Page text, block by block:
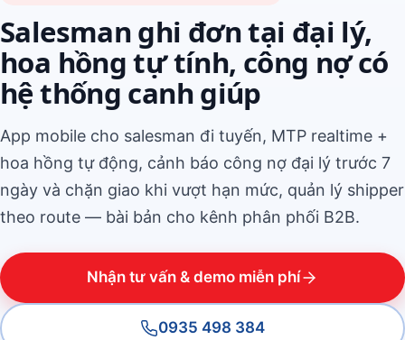
Salesman ghi đơn tại đại lý,
hoa hồng tự tính, công nợ có
hệ thống canh giúp
App mobile cho salesman đi tuyến, MTP realtime +
hoa hồng tự động, cảnh báo công nợ đại lý trước 7
ngày và chặn giao khi vượt hạn mức, quản lý shipper
theo route — bài bản cho kênh phân phối B2B.
Nhận tư vấn & demo miễn phí
0935 498 384